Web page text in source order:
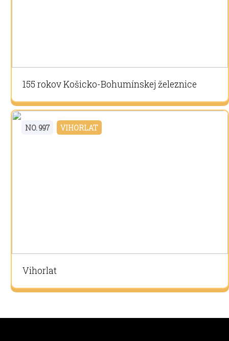
155 rokov Košicko-Bohumínskej železnice
Vihorlat
NO. 997 VIHORLAT